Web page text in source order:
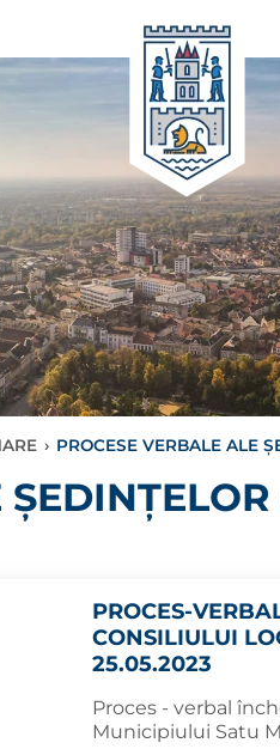
› PROCESE VERBALE ALE
PROCES-
CONSILIULUI
25.05.2023
Proces - verbal
Municipiului Satu